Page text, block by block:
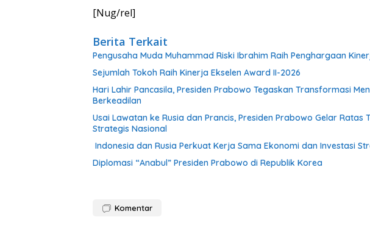
[Nug/rel]
Berita Terkait
Pengusaha Muda Muhammad Riski Ibrahim Raih Penghargaan
Sejumlah Tokoh Raih Kinerja Ekselen Award II-2026
Hari Lahir Pancasila, Presiden Prabowo Tegaskan Transformasi
Berkeadilan
Usai Lawatan ke Rusia dan Prancis, Presiden Prabowo Gelar
Strategis Nasional
Indonesia dan Rusia Perkuat Kerja Sama Ekonomi dan Investasi
Diplomasi “Anabul” Presiden Prabowo di Republik Korea
Komentar